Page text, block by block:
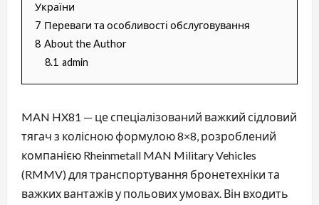
України
7 Переваги та особливості обслуговування
8 About the Author
8.1 admin
MAN HX81 — це спеціалізований важкий сідловий
тягач з колісною формулою 8×8, розроблений
компанією Rheinmetall MAN Military Vehicles
(RMMV) для транспортування бронетехніки та
важких вантажів у польових умовах. Він входить